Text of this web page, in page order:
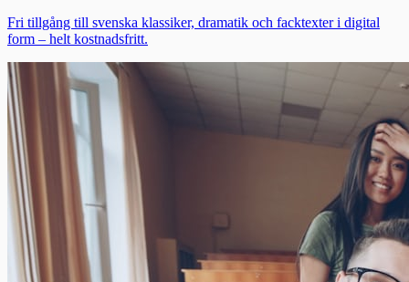
Fri tillgång till svenska klassiker, dramatik och facktexter i digital
form – helt kostnadsfritt.